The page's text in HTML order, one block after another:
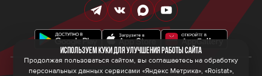
© 2026 ООО ХК «Авангард»
Используем куки для улучшения работы сайта
Продолжая пользоваться сайтом, вы соглашаетесь на обработку
персональных данных сервисами «Яндекс Метрика», «Roistat»,